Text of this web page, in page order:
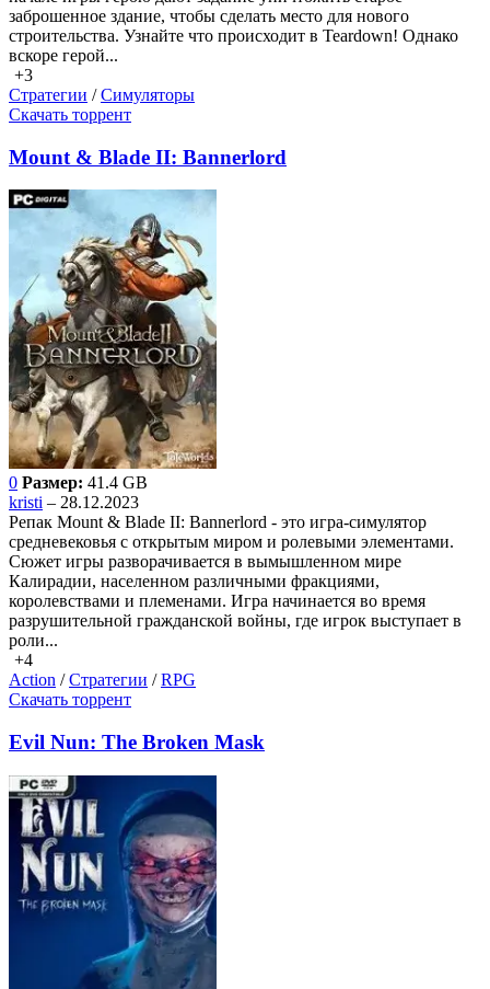
заброшенное здание, чтобы сделать место для нового
строительства. Узнайте что происходит в Teardown! Однако
вскоре герой...
+3
Стратегии /Симуляторы
Скачать торрент
Mount & Blade II: Bannerlord
0 Размер: 41.4 GB
kristi – 28.12.2023
Репак Mount & Blade II: Bannerlord - это игра-симулятор
средневековья с открытым миром и ролевыми элементами.
Сюжет игры разворачивается в вымышленном мире
Калирадии, населенном различными фракциями,
королевствами и племенами. Игра начинается во время
разрушительной гражданской войны, где игрок выступает в
роли...
+4
Action /Стратегии /RPG
Скачать торрент
Evil Nun: The Broken Mask